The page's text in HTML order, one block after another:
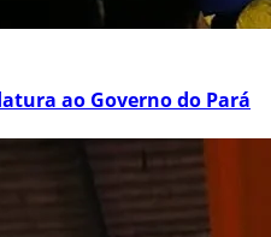
ao Governo do Pará